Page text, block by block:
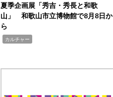
夏季企画展「秀吉・秀長と和歌
山」 和歌山市立博物館で8月8日か
ら
カルチャー